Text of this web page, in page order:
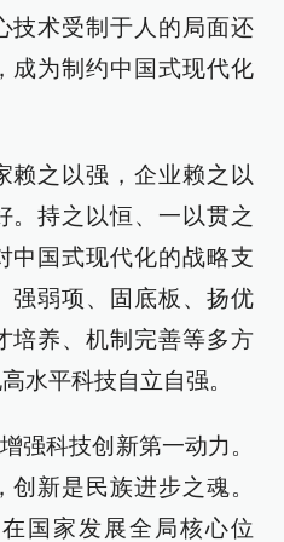
技术受制于人的局面还
成为制约中国式现代化
赖之以强，企业赖之以
。持之以恒、一以贯之
中国式现代化的战略支
强弱项、固底板、扬优
培养、机制完善等多方
水平科技自立自强。
强科技创新第一动力。
新是民族进步之魂。
国家发展全局核心位